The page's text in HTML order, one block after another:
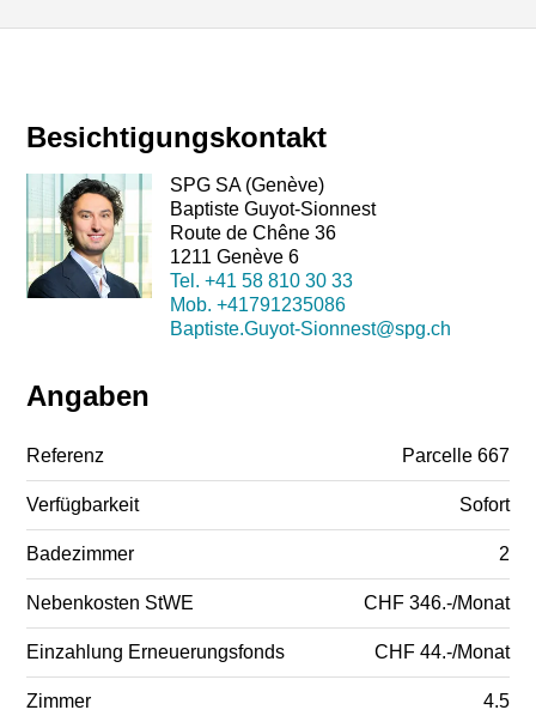
Besichtigungskontakt
SPG SA (Genève)
Baptiste Guyot-Sionnest
Route de Chêne 36
1211 Genève 6
Tel. +41 58 810 30 33
Mob. +41791235086
Baptiste.Guyot-Sionnest@spg.ch
Angaben
Referenz Parcelle 667
Verfügbarkeit Sofort
Badezimmer 2
Nebenkosten StWE CHF 346.-/Monat
Einzahlung Erneuerungsfonds CHF 44.-/Monat
Zimmer 4.5